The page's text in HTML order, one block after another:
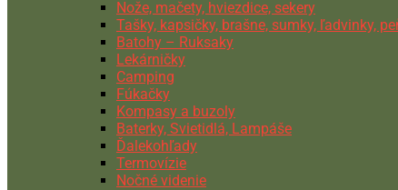
Nože, mačety, hviezdice, sekery
Tašky, kapsičky, brašne, sumky, ľadvinky,
Batohy – Ruksaky
Lekárničky
Camping
Fúkačky
Kompasy a buzoly
Baterky, Svietidlá, Lampáše
Ďalekohľady
Termovízie
Nočné videnie